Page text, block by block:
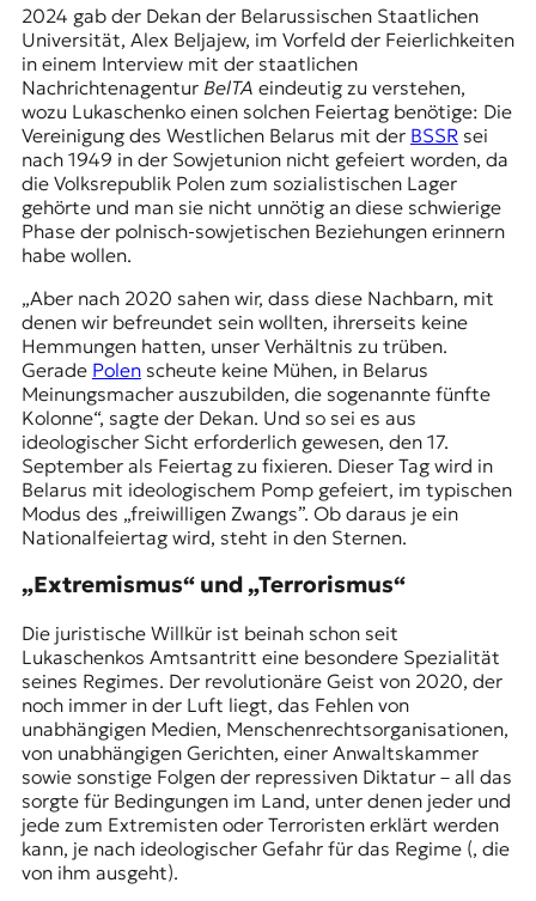
2024 gab der Dekan der Belarussischen Staatlichen
Universität, Alex Beljajew, im Vorfeld der Feierlichkeiten
in einem Interview mit der staatlichen
Nachrichtenagentur BelTA eindeutig zu verstehen,
wozu Lukaschenko einen solchen Feiertag benötige: Die
Vereinigung des Westlichen Belarus mit der BSSRsei
nach 1949 in der Sowjetunion nicht gefeiert worden, da
die Volksrepublik Polen zum sozialistischen Lager
gehörte und man sie nicht unnötig an diese schwierige
Phase der polnisch-sowjetischen Beziehungen erinnern
habe wollen.
„Aber nach 2020 sahen wir, dass diese Nachbarn, mit
denen wir befreundet sein wollten, ihrerseits keine
Hemmungen hatten, unser Verhältnis zu trüben.
Gerade Polenscheute keine Mühen, in Belarus
Meinungsmacher auszubilden, die sogenannte fünfte
Kolonne“, sagte der Dekan. Und so sei es aus
ideologischer Sicht erforderlich gewesen, den 17.
Septemberals Feiertag zu fixieren. Dieser Tag wird in
Belarus mit ideologischem Pomp gefeiert, im typischen
Modus des „freiwilligen Zwangs”. Ob daraus je ein
Nationalfeiertag wird, steht in den Sternen.
„Extremismus“ und „Terrorismus“
Die juristische Willkür ist beinah schon seit
Lukaschenkos Amtsantritt eine besondere Spezialität
seines Regimes. Der revolutionäre Geist von 2020, der
noch immer in der Luft liegt, das Fehlen von
unabhängigen Medien, Menschenrechtsorganisationen,
von unabhängigen Gerichten, einer Anwaltskammer
sowie sonstige Folgen der repressiven Diktatur – all das
sorgte für Bedingungen im Land, unter denen jeder und
jede zum Extremisten oder Terroristen erklärt werden
kann, je nach ideologischer Gefahr für das Regime (, die
von ihm ausgeht).